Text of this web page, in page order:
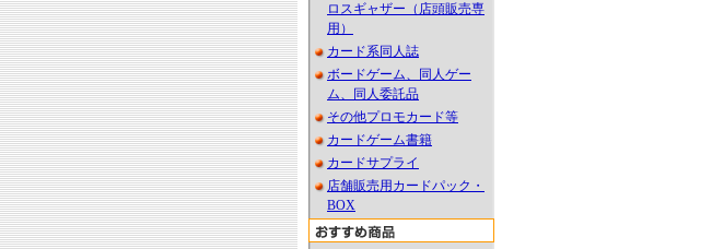
ロスギャザー（店頭販売専
用）
カード系同人誌
ボードゲーム、同人ゲー
ム、同人委託品
その他プロモカード等
カードゲーム書籍
カードサプライ
店舗販売用カードパック・
BOX